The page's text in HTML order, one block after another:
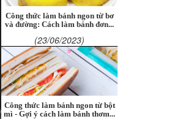
Công thức làm bánh ngon từ bơ
và đường: Cách làm bánh đơn...
(23/06/2023)
Công thức làm bánh ngon từ bột
mì - Gợi ý cách làm bánh thơm...